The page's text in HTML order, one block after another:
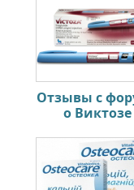
Отзывы с
о Виктозе